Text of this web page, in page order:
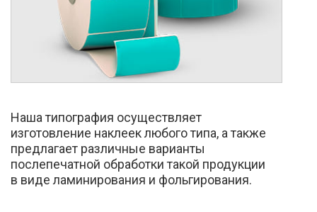
Наша типография осуществляет
изготовление наклеек любого типа, а также
предлагает различные варианты
послепечатной обработки такой продукции
в виде ламинирования и фольгирования.